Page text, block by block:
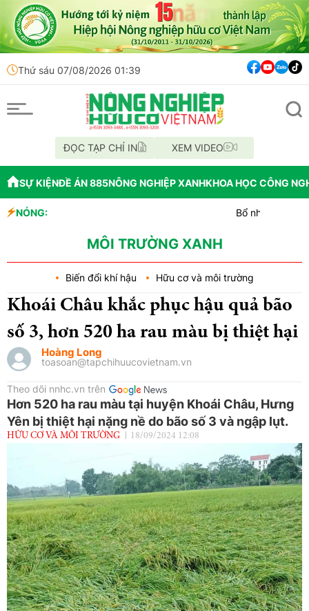
Thứ sáu 07/08/2026 01:39
ĐỌC TẠP CHÍ IN XEM VIDEO
SỰ KIỆNĐỀ ÁN 885NÔNG NGHIỆP XANHKHOA HỌC CÔNG
NÓNG:
Bổ nhiệm Phó Tổng
Bắc Ninh công bố quy
MÔI TRƯỜNG XANH
Biến đổi khí hậu Hữu cơ và môi trường
Khoái Châu khắc phục hậu quả bão
số 3, hơn 520 ha rau màu bị thiệt hại
Hoàng Long
toasoan@tapchihuucovietnam.vn
Theo dõi nnhc.vn trên
Hơn 520 ha rau màu tại huyện Khoái Châu, Hưng
Yên bị thiệt hại nặng nề do bão số 3 và ngập lụt.
HỮU CƠ VÀ MÔI TRƯỜNG 18/09/2024 12:08